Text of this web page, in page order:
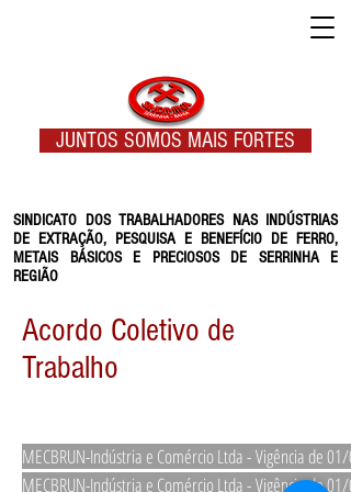
SINDICATO DOS TRABALHADORES NAS INDÚSTRIAS
DE EXTRAÇÃO, PESQUISA E BENEFÍCIO DE FERRO,
METAIS BÁSICOS E PRECIOSOS DE SERRINHA E
REGIÃO
JUNTOS SOMOS MAIS FORTES
Acordo Coletivo de
Trabalho
MECBRUN-Indústria e Comércio Ltda - Vigência de
MECBRUN-Indústria e Comércio Ltda - Vigência de